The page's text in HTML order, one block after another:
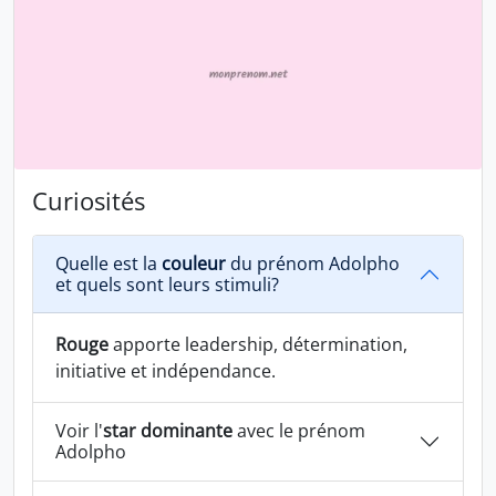
Curiosités
Quelle est la couleur du prénom Adolpho
et quels sont leurs stimuli?
Rougeapporte leadership, détermination,
initiative et indépendance.
Voir l'star dominanteavec le prénom
Adolpho